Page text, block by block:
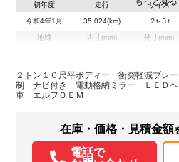
初年度
令和4年1月
走行
35,024(km)
サイズ
２t-３t
地域 内寸(mm)
H:380
外寸(mm)
H:1,960
ETC
２トン１０尺平ボディー 衝突軽減ブレ
制 ナビ付き 電動格納ミラー ＬＥＤ
車 エルフＯＥＭ
在庫・価格・見積金額
電話で